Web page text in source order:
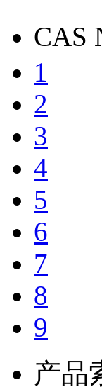
CAS
1
2
3
4
5
6
7
8
9
产品